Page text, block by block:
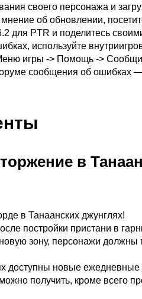
своего персонажа и
мнение об обновлении,
для PTR и поделитесь
используйте
игры -> Помощь ->
сообщения об ошибках
в
в Танаанских джунглях!
постройки пристани в
зону, персонажи должны
доступны новые ежедневные
получить, кроме всего